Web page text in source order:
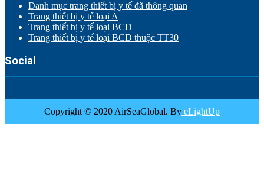
Danh mục trang thiết bị y tế đã thông quan
Trang thiết bị y tế loại A
Trang thiết bị y tế loại BCD
Trang thiết bị y tế loại BCD thuộc TT30
Social
Copyright © 2020 AirSeaGlobal. By eLightUp